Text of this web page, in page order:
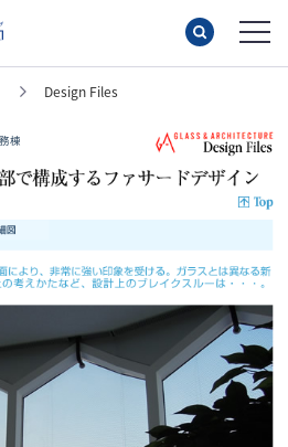
Design Files